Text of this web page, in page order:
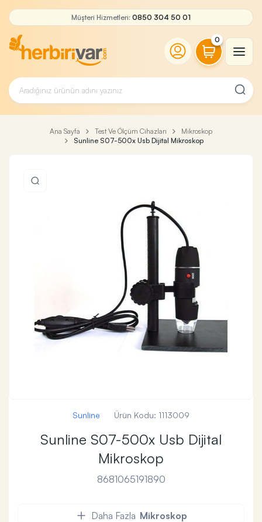
Müşteri Hizmetleri: 0850 304 50 01
0
Ana Sayfa Test Ve Ölçüm Cihazları
Mikroskop
Sunline S07-500x Usb Dijital Mikroskop
Sunline Ürün Kodu: 1113009
Sunline S07-500x Usb Dijital
Mikroskop
8681065191890
Daha Fazla Mikroskop